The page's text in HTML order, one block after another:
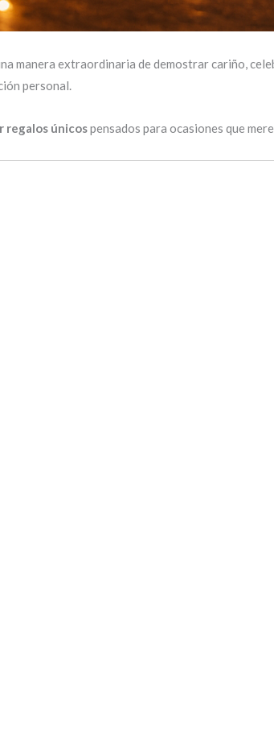
manera extraordinaria de demostrar cariño,
personal.
regalos únicospensados para ocasiones que